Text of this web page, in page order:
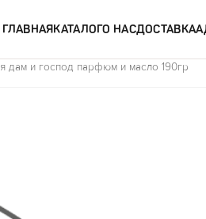
ГЛАВНАЯКАТАЛОГО НАСДОСТАВКА
дам и господ парфюм и масло 190гр